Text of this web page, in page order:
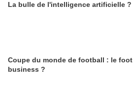
La bulle de l'intelligence artificielle ?
Coupe du monde de football : le foot
business ?